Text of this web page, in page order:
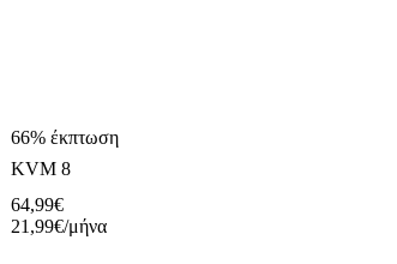
66% έκπτωση
KVM 8
64,99€
21,99€/μήνα